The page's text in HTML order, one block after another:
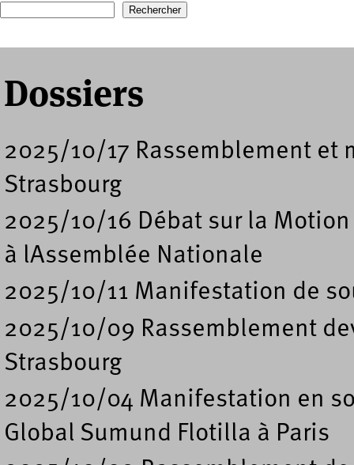
Formulaire de recherche
Dossiers
2025/10/17 Rassemblement et
Strasbourg
2025/10/16 Débat sur la
à lAssemblée Nationale
2025/10/11 Manifestation de
2025/10/09 Rassemblement
Strasbourg
2025/10/04 Manifestation en
Global Sumund Flotilla à Paris